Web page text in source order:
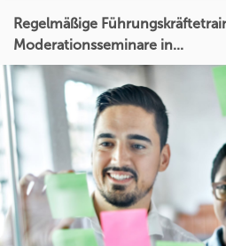
Regelmäßige
Moderationsseminare in...